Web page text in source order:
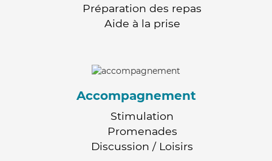
Préparation des repas
Aide à la prise
Accompagnement
Stimulation
Promenades
Discussion / Loisirs